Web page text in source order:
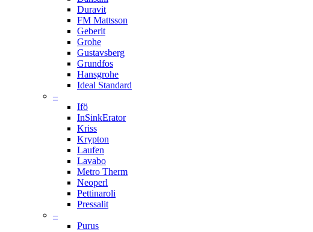
Duravit
FM Mattsson
Geberit
Grohe
Gustavsberg
Grundfos
Hansgrohe
Ideal Standard
–
Ifö
InSinkErator
Kriss
Krypton
Laufen
Lavabo
Metro Therm
Neoperl
Pettinaroli
Pressalit
–
Purus